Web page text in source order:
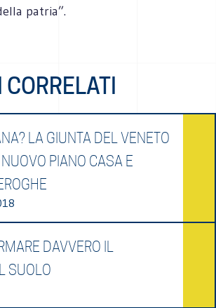
patria”.
LA GIUNTA DEL VENETO
PIANO CASA E
DAVVERO IL
SUOLO